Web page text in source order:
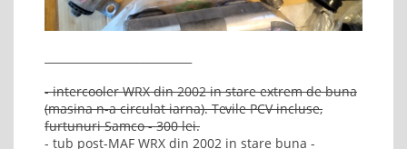
- intercooler WRX din 2002 in stare extrem de buna
(masina n-a circulat iarna). Tevile PCV incluse,
furtunuri Samco - 300 lei.
- tub post-MAF WRX din 2002 in stare buna -